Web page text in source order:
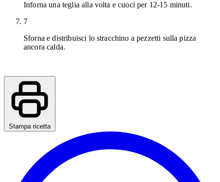
Inforna una teglia alla volta e cuoci per 12-15 minuti.
7
Sforna e distribuisci lo stracchino a pezzetti sulla pizza
ancora calda.
Stampa ricetta